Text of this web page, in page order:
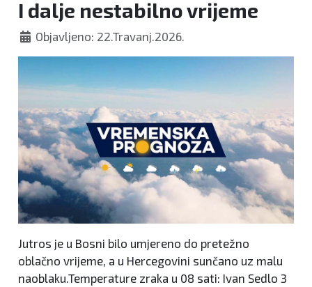
I dalje nestabilno vrijeme
Objavljeno: 22.Travanj.2026.
Jutros je u Bosni bilo umjereno do pretežno
oblačno vrijeme, a u Hercegovini sunčano uz malu
naoblaku.Temperature zraka u 08 sati: Ivan Sedlo 3